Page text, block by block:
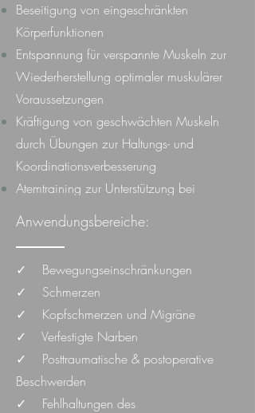
Beseitigung von eingeschränkten
Körperfunktionen
Entspannung für verspannte Muskeln zur
Wiederherstellung optimaler muskulärer
Voraussetzungen
Kräftigung von geschwächten Muskeln
durch Übungen zur Haltungs- und
Koordinationsverbesserung
Atemtraining zur Unterstützung bei
Atemwegserkrankungen (Dehnungen,
Lockerung, Mobilisation, Sekretlösung,
Anwendungsbereiche:
✓ Bewegungseinschränkungen
✓ Schmerzen
✓ Kopfschmerzen und Migräne
✓ Verfestigte Narben
✓ Posttraumatische & postoperative
Beschwerden
✓ Fehlhaltungen des